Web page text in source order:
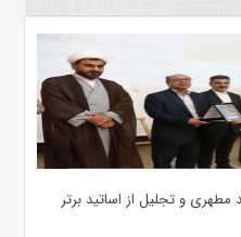
و تجلیل از اساتید برتر